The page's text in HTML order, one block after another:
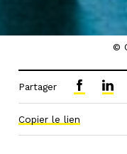
©
Partager
Copier le lien